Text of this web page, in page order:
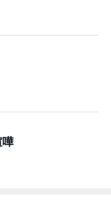
嘩